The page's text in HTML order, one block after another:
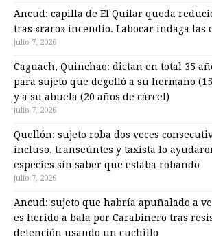
Ancud: capilla de El Quilar queda
tras «raro» incendio. Labocar indaga las
julio 7, 2026
Caguach, Quinchao: dictan en total 35
para sujeto que degolló a su hermano
y a su abuela (20 años de cárcel)
julio 7, 2026
Quellón: sujeto roba dos veces
incluso, transeúntes y taxista lo
especies sin saber que estaba robando
julio 7, 2026
Ancud: sujeto que habría apuñalado a
es herido a bala por Carabinero tras
detención usando un cuchillo